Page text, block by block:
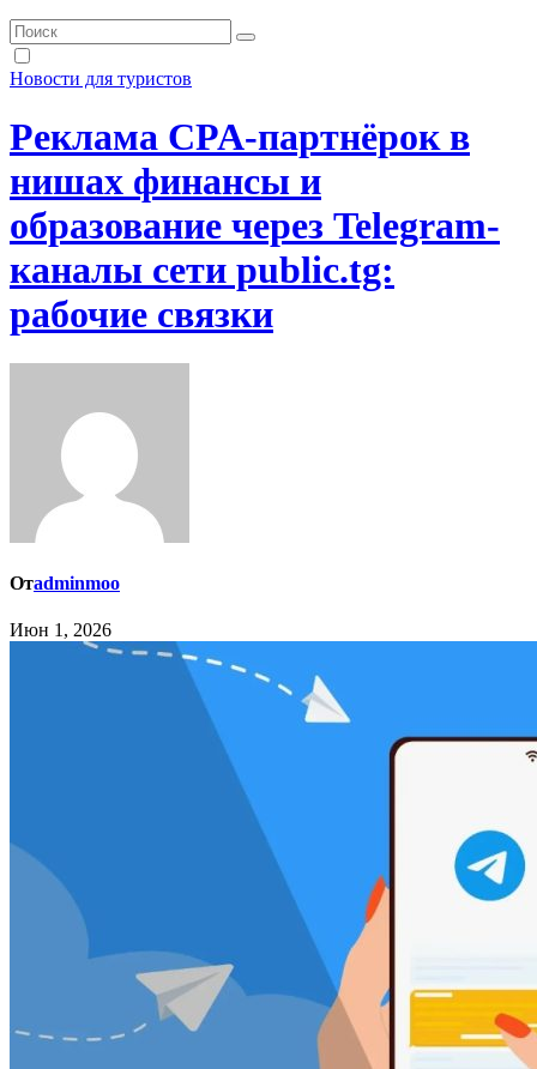
Новости для туристов
Реклама CPA-партнёрок в
нишах финансы и
образование через Telegram-
каналы сети public.tg:
рабочие связки
Отadminmoo
Июн 1, 2026